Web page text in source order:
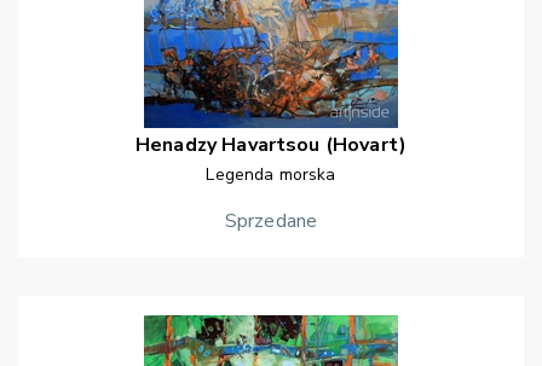
Henadzy Havartsou (Hovart)
Legenda morska
Sprzedane